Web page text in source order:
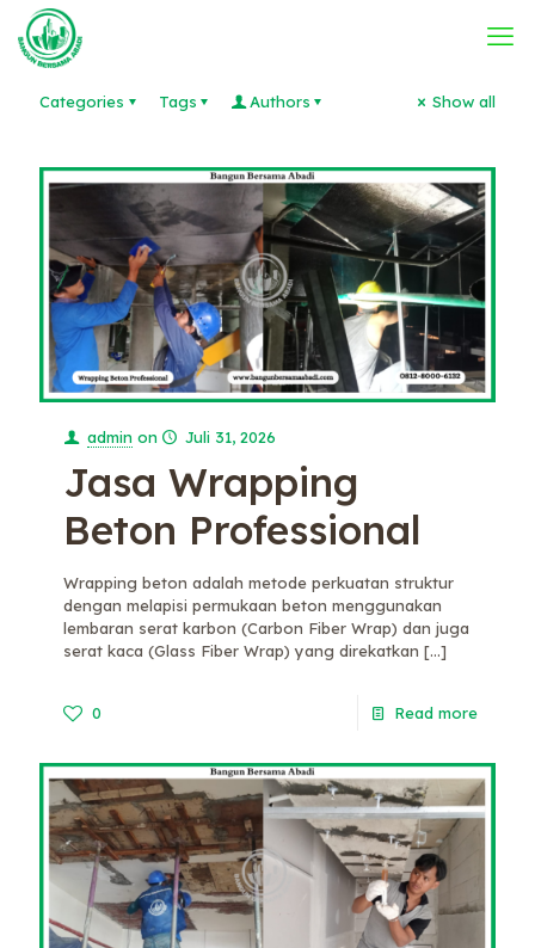
Categories Tags Authors Show all
admin on Juli 31, 2026
Jasa Wrapping
Beton Professional
Wrapping beton adalah metode perkuatan struktur
dengan melapisi permukaan beton menggunakan
lembaran serat karbon (Carbon Fiber Wrap) dan juga
serat kaca (Glass Fiber Wrap) yang direkatkan […]
0 Read more